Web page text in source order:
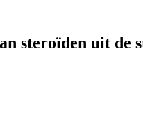
steroïden uit de